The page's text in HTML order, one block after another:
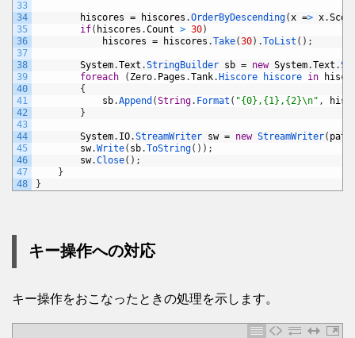
33
34
35
36
37
38
39
40
41
42
43
44
45
46
47
48
hiscores = hiscores .OrderByDescending(x => x.
if( hiscores .Count > 30)
hiscores = hiscores .Take(30) .ToList ( ) ;
System.Text .StringBuilder sb = new System.Text .
foreach
( Zero. Pages .Tank. Hiscore hiscore in
{
sb.Append (String. Format ( "{0},{1},{2}\n" ,
}
System. IO.StreamWriter sw = new StreamWriter( path
sw.Write( sb.ToString( ) ) ;
sw.Close( ) ;
}
}
キー操作への対応
キー操作をおこなったときの処理を示します。